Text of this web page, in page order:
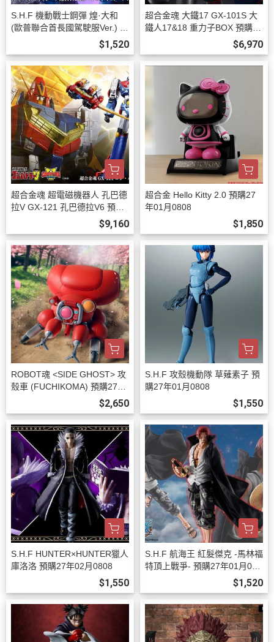
S.H.F 機動戰士鋼彈 煌·大和
(歐普聯合首長國駕駛服Ver.) 預
$1,520
超合金魂 大鐵17 GX-101S 大
鐵人17&18 重力子BOX 預購27
$6,970
超合金魂 超電磁機器人 孔巴德
拉V GX-121 孔巴德拉V6 預購2
$9,160
超合金 Hello Kitty 2.0 預購27
年01月0808
$1,850
ROBOT魂 <SIDE GHOST> 攻
殼車 (FUCHIKOMA) 預購27年
$2,650
S.H.F 攻殼機動隊 草薙素子 預
購27年01月0808
$1,550
S.H.F HUNTER×HUNTER獵人
庫洛洛 預購27年02月0808
$1,550
S.H.F 航海王 紅髮傑克 -馬林福
特頂上戰爭- 預購27年01月080
$1,520